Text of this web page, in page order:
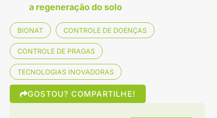
a regeneração do solo
BIONAT CONTROLE DE DOENÇAS
CONTROLE DE PRAGAS
TECNOLOGIAS INOVADORAS
GOSTOU? COMPARTILHE!